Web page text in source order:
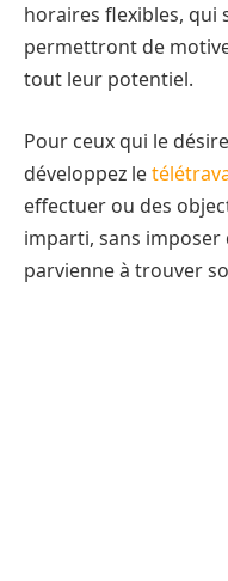
horaires flexibles, qui
permettront de
tout leur potentiel.
Pour ceux qui le
développez le
effectuer ou des
imparti, sans imposer
parvienne à trouver